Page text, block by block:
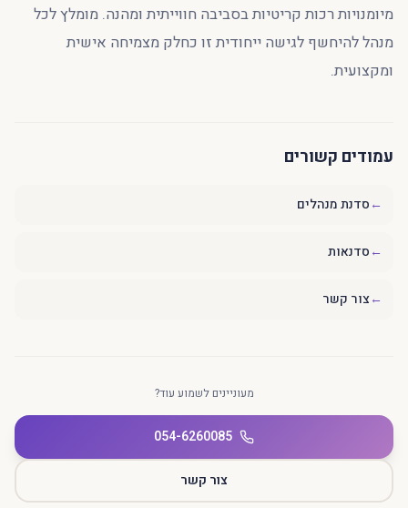
מיומנויות רכות קריטיות בסביבה חווייתית ומהנה. מומלץ לכל
מנהל להיחשף לגישה ייחודית זו כחלק מצמיחה אישית
ומקצועית.
עמודים קשורים
←סדנת מנהלים
←סדנאות
←צור קשר
מעוניינים לשמוע עוד?
054-6260085
צור קשר